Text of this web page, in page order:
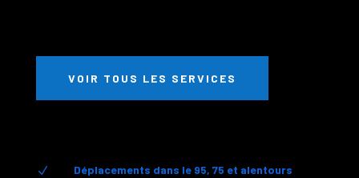
VOIR TOUS LES SERVICES
N Déplacements dans le 95, 75 et alentours